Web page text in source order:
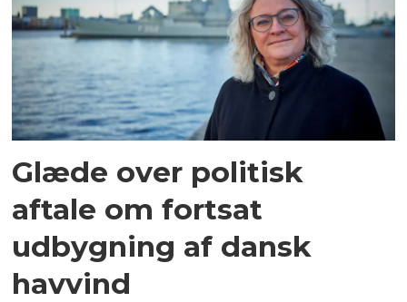
Glæde over politisk
aftale om fortsat
udbygning af dansk
havvind